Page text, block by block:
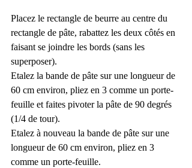
Placez le rectangle de beurre au centre du
rectangle de pâte, rabattez les deux côtés en
faisant se joindre les bords (sans les
superposer).
Etalez la bande de pâte sur une longueur de
60 cm environ, pliez en 3 comme un porte-
feuille et faites pivoter la pâte de 90 degrés
(1/4 de tour).
Etalez à nouveau la bande de pâte sur une
longueur de 60 cm environ, pliez en 3
comme un porte-feuille.